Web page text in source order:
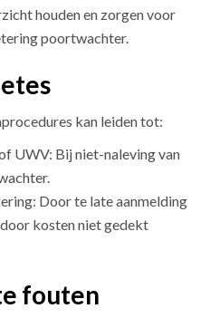
houden en zorgen voor
poortwachter.
kan leiden tot:
UWV: Bij niet-naleving van
Door te late aanmelding
kosten niet gedekt
fouten